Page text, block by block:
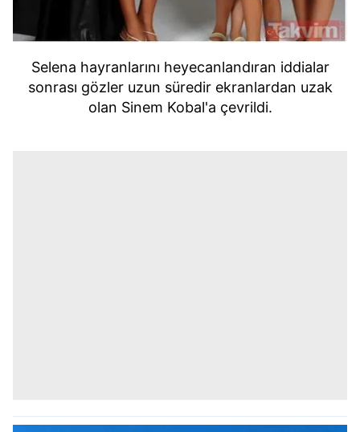
Selena hayranlarını heyecanlandıran iddialar
sonrası gözler uzun süredir ekranlardan uzak
olan Sinem Kobal'a çevrildi.